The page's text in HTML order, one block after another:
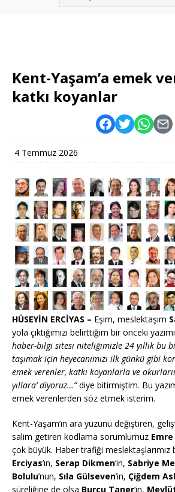
Kent-Yaşam’a emek
katkı koyanlar
4 Temmuz 2026
HÜSEYİN ERCİYAS – Eşim, meslektaşım
yola çıktığımızı belirttiğim bir önceki yazımı
haber-bilgi sitesi niteliğimizle 24 yıllık bu
taşımak için heyecanımızı ilk günkü gibi
emek verenler, katkı koyanlarla ve
yıllara’ diyoruz…”diye bitirmiştim. Bu
emek verenlerden söz etmek isterim.
Kent-Yaşam’ın ara yüzünü değiştiren,
salim getiren kodlama sorumlumuz
çok büyük. Haber trafiği meslektaşlarımız
Erciyas’ın, Serap Dikmen‘in, Sabriye
Bolulu’nun, Sıla Gülseven’in, Çiğdem
süreliğine de olsa Burcu Taner‘in,